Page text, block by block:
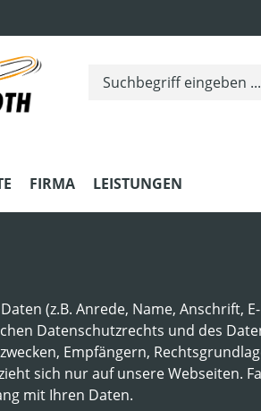
FIRMA LEISTUNGEN
(z.B. Anrede, Name,
Datenschutzrechts und des
Empfängern,
sich nur auf unsere Webseiten.
mit Ihren Daten.